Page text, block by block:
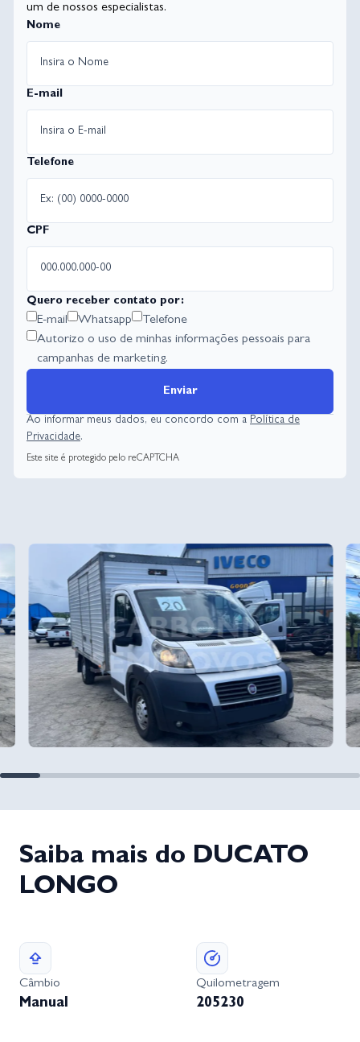
um de nossos especialistas.
Nome
E-mail
Telefone
CPF
Quero receber contato por:
E-mail Whatsapp
Telefone
Autorizo o uso de minhas informações pessoais para
campanhas de marketing.
Enviar
Ao informar meus dados, eu concordo com a Política de
Privacidade.
Este site é protegido pelo reCAPTCHA
Saiba mais do DUCATO
LONGO
Câmbio
Manual
Quilometragem
205230